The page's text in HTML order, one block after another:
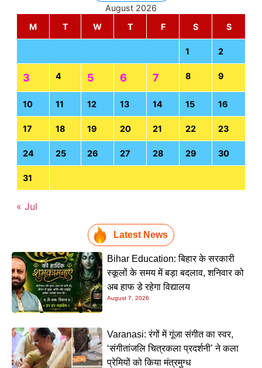
August 2026
M
T W T F S S
1 2
3 4 5 6 7 8 9
10 11 12 13 14 15 16
17 18 19 20 21 22 23
24 25 26 27 28 29 30
31
« Jul
Latest News
Bihar Education: बिहार के सरकारी
स्कूलों के समय में बड़ा बदलाव, शनिवार को
अब हाफ डे रहेगा विद्यालय
August 7, 2026
Varanasi: रंगों में गूंजा संगीत का स्वर,
‘संगीतांजलि चित्रकला प्रदर्शनी’ ने कला
प्रेमियों को किया मंत्रमुग्ध